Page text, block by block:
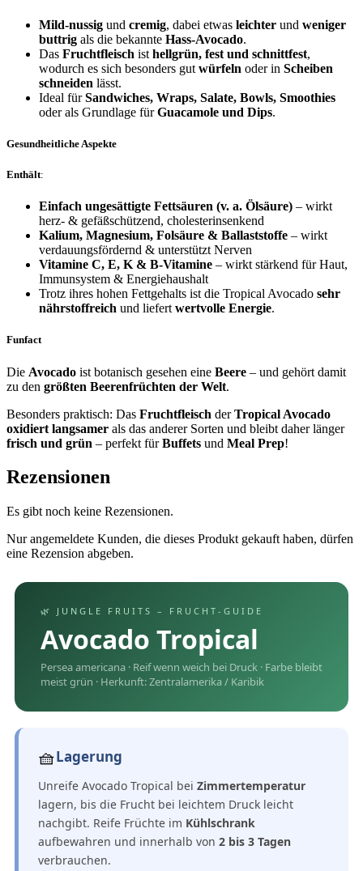
Mild-nussig und cremig, dabei etwas leichter und weniger
buttrig als die bekannte Hass-Avocado.
Das Fruchtfleisch ist hellgrün, fest und schnittfest,
wodurch es sich besonders gut würfeln oder in Scheiben
schneiden lässt.
Ideal fürSandwiches, Wraps, Salate, Bowls, Smoothies
oder als Grundlage fürGuacamole und Dips.
Gesundheitliche Aspekte
Enthält:
Einfach ungesättigte Fettsäuren (v. a. Ölsäure) – wirkt
herz- & gefäßschützend, cholesterinsenkend
Kalium, Magnesium, Folsäure & Ballaststoffe – wirkt
verdauungsfördernd & unterstützt Nerven
Vitamine C, E, K & B-Vitamine – wirkt stärkend für Haut,
Immunsystem & Energiehaushalt
Trotz ihres hohen Fettgehalts ist die Tropical Avocado sehr
nährstoffreich und liefert wertvolle Energie.
Funfact
Die Avocado ist botanisch gesehen eine Beere – und gehört damit
zu den größten Beerenfrüchten der Welt.
Besonders praktisch: Das Fruchtfleisch derTropical Avocado
oxidiert langsamer als das anderer Sorten und bleibt daher länger
frisch und grün – perfekt fürBuffets und Meal Prep!
Rezensionen
Es gibt noch keine Rezensionen.
Nur angemeldete Kunden, die dieses Produkt gekauft haben, dürfen
eine Rezension abgeben.
🌿 JUNGLE FRUITS – FRUCHT-GUIDE
Avocado Tropical
Persea americana · Reif wenn weich bei Druck · Farbe bleibt
meist grün · Herkunft: Zentralamerika / Karibik
🧺Lagerung
Unreife Avocado Tropical bei Zimmertemperatur
lagern, bis die Frucht bei leichtem Druck leicht
nachgibt. Reife Früchte im Kühlschrank
aufbewahren und innerhalb von 2 bis 3 Tagen
verbrauchen.